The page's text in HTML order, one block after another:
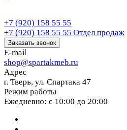
+7 (920) 158 55 55
+7 (920) 158 55 55 Отдел продаж
Заказать звонок
E-mail
shop@spartakmeb.ru
Адрес
г. Тверь, ул. Спартака 47
Режим работы
Ежедневно: с 10:00 до 20:00